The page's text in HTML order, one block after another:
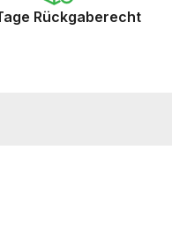
Rückgaberecht